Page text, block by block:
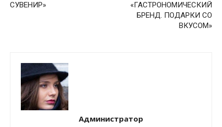
СУВЕНИР»
«ГАСТРОНОМИЧЕСКИЙ
БРЕНД. ПОДАРКИ СО
ВКУСОМ»
Администратор